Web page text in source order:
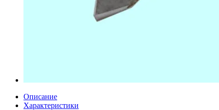
Описание
Характеристики